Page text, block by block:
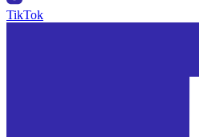
TikTok